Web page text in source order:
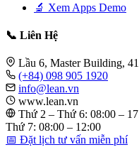
🔬 Xem Apps Demo
📞 Liên Hệ
Lầu 6, Master Building,
(+84) 098 905 1920
info@lean.vn
www.lean.vn
Thứ 2 – Thứ 6: 08:00 –
Thứ 7: 08:00 – 12:00
📅 Đặt lịch tư vấn miễn phí